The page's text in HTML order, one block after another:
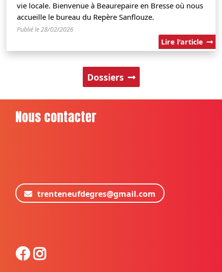
vie locale. Bienvenue à Beaurepaire en Bresse où nous
accueille le bureau du Repère Sanflouze.
Publié le 28/02/2026
Lire l'article
Dossiers
Nous contacter
trenteneufdegres@gmail.com